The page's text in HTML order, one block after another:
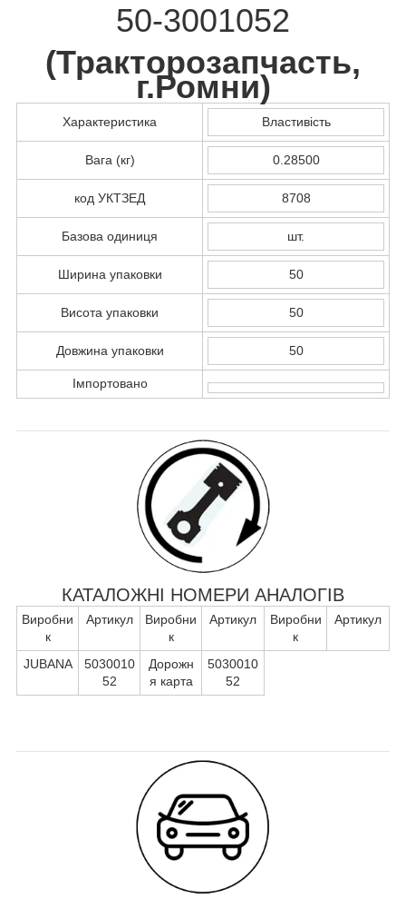
50-3001052
(Тракторозапчасть,
г.Ромни)
Характеристика Властивість
Вага (кг) 0.28500
код УКТЗЕД 8708
Базова одиниця шт.
Ширина упаковки 50
Висота упаковки 50
Довжина упаковки 50
Імпортовано
КАТАЛОЖНІ НОМЕРИ АНАЛОГІВ
Виробни
к
Артикул
Виробни
к
Артикул
Виробни
к
Артикул
JUBANA
5030010
52
Дорожн
я карта
5030010
52